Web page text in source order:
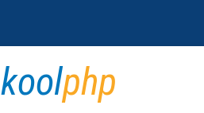
koolphp